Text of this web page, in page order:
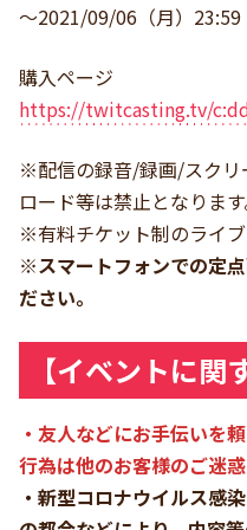
～2021/09/06（月）23:59
購入ページ
https://twitcasting.tv/
※配信の録音/録画/スクリ
ロード等は禁止となります
※有料チケット制のライブ
※スマートフォンでの定
ださい。
【イベントに関
・友人などにお手伝いを
行為は他のお客様のご迷
・新型コロナウイルス感